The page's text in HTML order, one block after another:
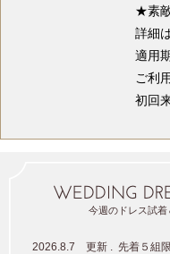
★素
詳細
適用
ご利
初回
今週のドレス試着
2026.8.7 更新 . 先着５組